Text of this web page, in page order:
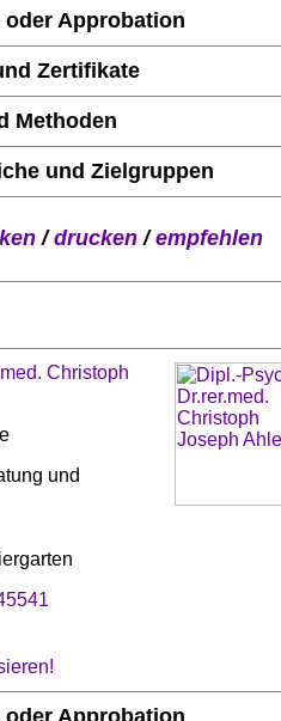
Approbation
Zertifikate
Methoden
und Zielgruppen
/drucken/empfehlen
Christoph
und
Approbation